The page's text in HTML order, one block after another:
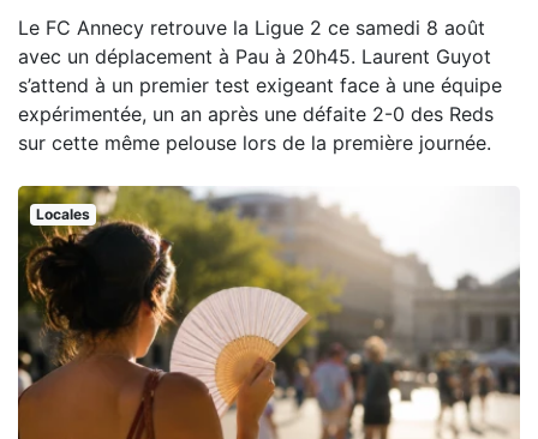
Le FC Annecy retrouve la Ligue 2 ce samedi 8 août
avec un déplacement à Pau à 20h45. Laurent Guyot
s’attend à un premier test exigeant face à une équipe
expérimentée, un an après une défaite 2-0 des Reds
sur cette même pelouse lors de la première journée.
Locales